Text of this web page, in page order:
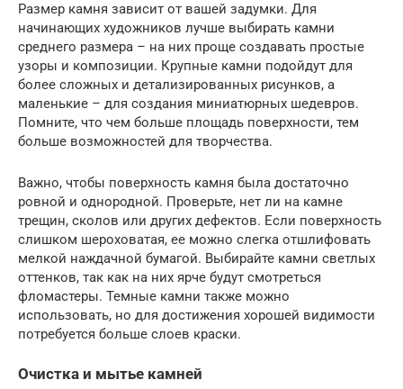
Размер камня зависит от вашей задумки. Для
начинающих художников лучше выбирать камни
среднего размера – на них проще создавать простые
узоры и композиции. Крупные камни подойдут для
более сложных и детализированных рисунков, а
маленькие – для создания миниатюрных шедевров.
Помните, что чем больше площадь поверхности, тем
больше возможностей для творчества.
Важно, чтобы поверхность камня была достаточно
ровной и однородной. Проверьте, нет ли на камне
трещин, сколов или других дефектов. Если поверхность
слишком шероховатая, ее можно слегка отшлифовать
мелкой наждачной бумагой. Выбирайте камни светлых
оттенков, так как на них ярче будут смотреться
фломастеры. Темные камни также можно
использовать, но для достижения хорошей видимости
потребуется больше слоев краски.
Очистка и мытье камней